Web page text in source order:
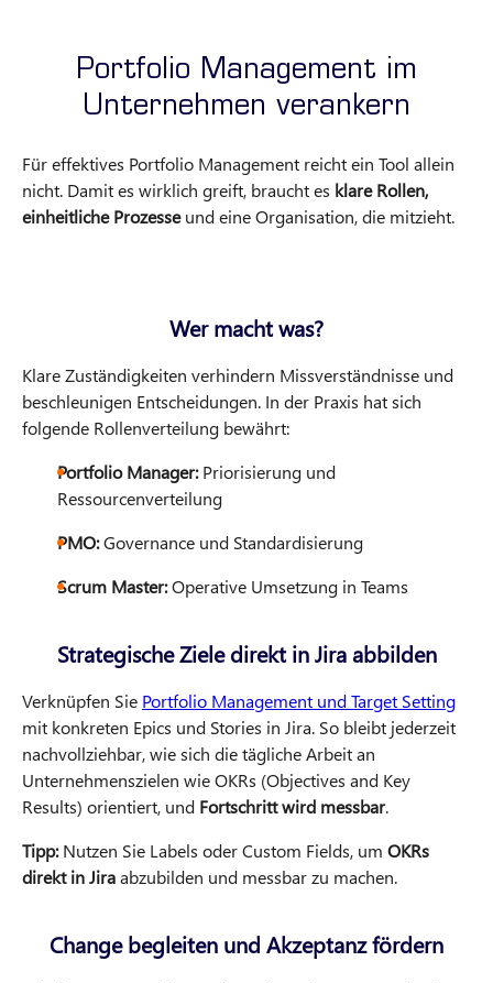
Portfolio Management im
Unternehmen verankern
Für effektives Portfolio Management reicht ein Tool allein
nicht. Damit es wirklich greift, braucht es klare Rollen,
einheitliche Prozesseund eine Organisation, die mitzieht.
Wer macht was?
Klare Zuständigkeiten verhindern Missverständnisse und
beschleunigen Entscheidungen. In der Praxis hat sich
folgende Rollenverteilung bewährt:
Portfolio Manager:Priorisierung und
Ressourcenverteilung
PMO:Governance und Standardisierung
Scrum Master:Operative Umsetzung in Teams
Strategische Ziele direkt in Jira abbilden
Verknüpfen Sie Portfolio Management und Target Setting
mit konkreten Epics und Stories in Jira. So bleibt jederzeit
nachvollziehbar, wie sich die tägliche Arbeit an
Unternehmenszielen wie OKRs (Objectives and Key
Results) orientiert, und Fortschritt wird messbar.
Tipp:Nutzen Sie Labels oder Custom Fields, um OKRs
direkt in Jiraabzubilden und messbar zu machen.
Change begleiten und Akzeptanz fördern